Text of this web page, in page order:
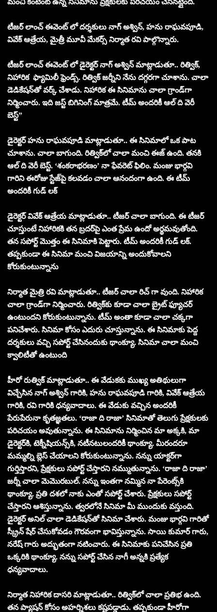
మంచి కంటెంట్ ఉన్న సినిమాను ప్రేక్షకులకు పరిచయం చేసినట్లైంది.
టీజర్ లాంచ్ ఈవెంట్ లో దర్శకులు నాగ్ అశ్విన్, హను రాఘవపూడి,
వివేక్ ఆత్రేయ, మైత్రీ మూవీ మేకర్స్ నిర్మాత రవి పాల్గొన్నారు.
టీజర్ లాంచ్ ఈవెంట్ లో డైరెక్టర్ నాగ్ అశ్విన్ మాట్లాడుతూ.. రిత్విక్,
నిహారిక ఫ్యామిలీ ఫ్రెండ్స్. రిత్విక్ జర్నీని నేను దగ్గరగా చూశాను. చాలా
డెడికేషన్‌తో వర్క్ చేశాడు. నిహారిక ఈ సినిమాను చాలా గ్రాండ్‌గా
నిర్మించారు. ఇది జస్ట్ బిగినింగ్ మాత్రమే. టీమ్ అందరికీ ఆల్ ది వెరీ
బెస్ట్”
డైరెక్టర్ హను రాఘవపూడి మాట్లాడుతూ.. ఈ సినిమాలో ఒక పాట
చూశాను. చాలా బాగుంది. రిత్విక్‌లో చాలా మంచి ఈజ్ ఉంది. తనకి
ఆల్ ది వెరీ బెస్ట్. ‘శంకరాభరణం’ నా ఫేవరెట్ ఫిలిం. మంజు భార్గవి
గారిని ఈరోజు స్టేజ్‌పై కలవడం చాలా ఆనందంగా ఉంది. ఈ టీమ్
అందరికీ గుడ్ లక్
డైరెక్టర్ వివేక్ ఆత్రేయ మాట్లాడుతూ.. టీజర్ చాలా బాగుంది. ఈ టీజర్
చూస్తుంటే నిహారికకి తన బ్రదర్‌పై ఎంత ప్రేమ ఉందో అర్థమవుతోంది.
తన సపోర్ట్ మొత్తం ఈ సినిమాకి పెట్టారు. టీమ్ అందరికీ గుడ్ లక్.
తప్పకుండా ఈ సినిమా మంచి విజయాన్ని అందుకోవాలని
కోరుకుంటున్నాను
నిర్మాత మైత్రి రవి మాట్లాడుతూ.. టీజర్ చాలా రిచ్ గా వుంది. నిహారిక
చాలా గ్రాండ్‌గా నిర్మించారు. రిత్విక్‌కు కూడా చాలా బ్రైట్ ఫ్యూచర్
ఉంటుందని కోరుకుంటున్నాను. టీమ్ అంతా కూడా చాలా చక్కగా
పనిచేశారు. సినిమా కోసం ఎదురు చూస్తున్నాను. ఈ సినిమాకు పెద్ద
దర్శకులు వచ్చి సపోర్ట్ చేసినందుకు థాంక్యూ. సినిమా చాలా మంచి
క్వాలిటీతో ఉంటుంది
హీరో రుత్విక్ మాట్లాడుతూ.. ఈ వేడుకకు ముఖ్య అతిథులుగా
విచ్చేసిన నాగ్ అశ్విన్ గారికి, హను రాఘవపూడి గారికి, వివేక్ ఆత్రేయ
గారికి, రవి గారికి ధన్యవాదాలు. ఈ వేడుకు వచ్చిన అందరికీ
పేరుపేరునా కృతజ్ఞతలు. ‘రాజా ది రాజా’ సినిమాతో తెలుగు ప్రేక్షకులకు
పరిచయం అవుతున్నాను. ఈ సినిమాను నిర్మించిన మా అక్కకి, మా
డైరెక్టర్‌కి, టెక్నీషియన్స్‌కి, నటీనటులందరికీ థాంక్యూ. మీరందరూ
మమ్మల్ని బ్లెస్ చేయాలని కోరుకుంటున్నాను. నన్ను యాక్టర్‌గా
గుర్తిస్తారని, ప్రేక్షకులు సపోర్ట్ చేస్తారని నమ్ముతున్నాను. ‘రాజా ది రాజా’
జర్నీ చాలా మెమొరబుల్. నన్ను ఇంతగా నమ్మిన నా పేరెంట్స్‌కి
థాంక్యూ. ప్రతి దశలో నాకు ఎంతో సపోర్ట్ చేశారు. ప్రేక్షకులు సపోర్ట్
చేస్తారని ఆశిస్తున్నాను. త్వరలోనే సినిమా మీ ముందుకు వస్తుంది.
డైరెక్టర్ అనిల్ చాలా డెడికేషన్‌తో సినిమా చేశారు. మంజు భార్గవి గారితో
స్క్రీన్ షేర్ చేసుకోవడం గౌరవంగా భావిస్తున్నాను. సాయి కుమార్ గారు,
నరేష్ గారు అద్భుతంగా నటించారు. ఈ సినిమాకు పనిచేసిన ప్రతి
ఒక్కరికి థాంక్యూ. నన్ను సపోర్ట్ చేసిన నాగీ అన్నకి ప్రత్యేక
ధన్యవాదాలు.
నిర్మాత నిహారిక దాసరి మాట్లాడుతూ.. రిత్విక్‌లో చాలా ప్రతిభ ఉంది.
తన ప్యాషన్ కోసం అహర్నిశలు కష్టపడ్డాడు. తప్పకుండా హీరోగా